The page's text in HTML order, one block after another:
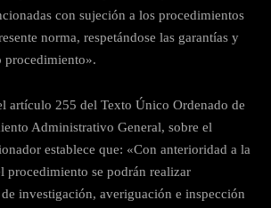
con sujeción a los procedimientos
norma, respetándose las garantías y
procedimiento».
artículo 255 del Texto Único Ordenado de
Administrativo General, sobre el
establece que: «Con anterioridad a la
procedimiento se podrán realizar
investigación, averiguación e inspección